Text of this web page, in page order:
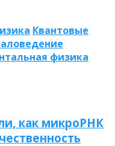
Квантовые
физика
как микроРНК